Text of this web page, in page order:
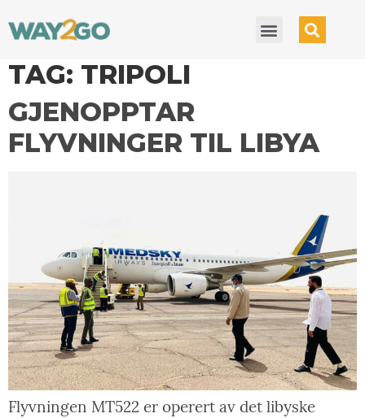
TAG: TRIPOLI
GJENOPPTAR
FLYVNINGER TIL LIBYA
Flyvningen MT522 er operert av det libyske